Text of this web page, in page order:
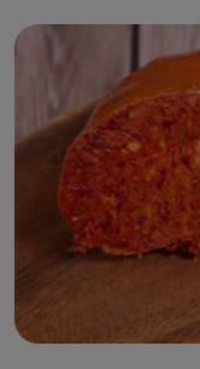
In einer
befindet sich das
antiken Häusern,
die KircheSan
Sebastiano die in
15. Jahrhundert
Roghudimit Blick
der Flut von 1970
unbewohnt, ein
Fuß erreicht
und eine